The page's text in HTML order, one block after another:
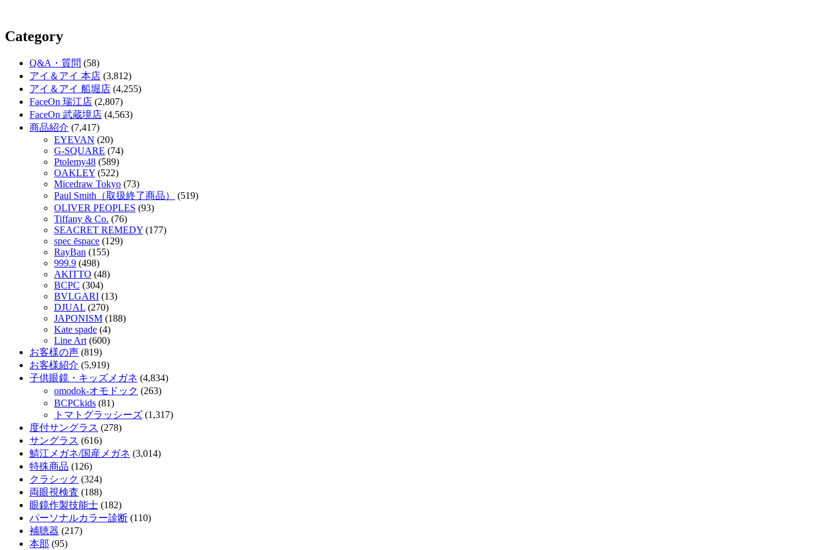
Category
Q&A・質問 (58)
アイ＆アイ 本店 (3,812)
アイ＆アイ 船堀店 (4,255)
FaceOn 瑞江店 (2,807)
FaceOn 武蔵境店 (4,563)
商品紹介 (7,417)
EYEVAN (20)
G-SQUARE (74)
Ptolemy48 (589)
OAKLEY (522)
Micedraw Tokyo (73)
Paul Smith（取扱終了商品）
(519)
OLIVER PEOPLES (93)
Tiffany & Co. (76)
SEACRET REMEDY (177)
spec ēspace (129)
RayBan (155)
999.9 (498)
AKITTO (48)
BCPC (304)
BVLGARI (13)
DJUAL (270)
JAPONISM (188)
Kate spade (4)
Line Art (600)
お客様の声 (819)
お客様紹介 (5,919)
子供眼鏡・キッズメガネ (4,834)
omodok-オモドック (263)
BCPCkids (81)
トマトグラッシーズ (1,317)
度付サングラス (278)
サングラス (616)
鯖江メガネ/国産メガネ (3,014)
特殊商品 (126)
クラシック (324)
両眼視検査 (188)
眼鏡作製技能士 (182)
パーソナルカラー診断 (110)
補聴器 (217)
本部 (95)